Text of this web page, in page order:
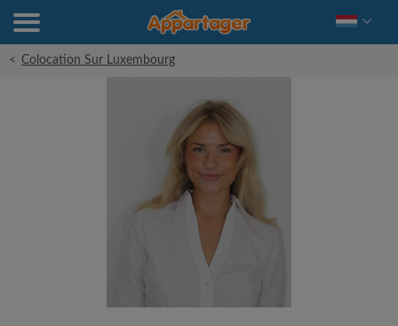
< Colocation Sur Luxembourg